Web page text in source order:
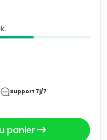
Support 7j/7
panier